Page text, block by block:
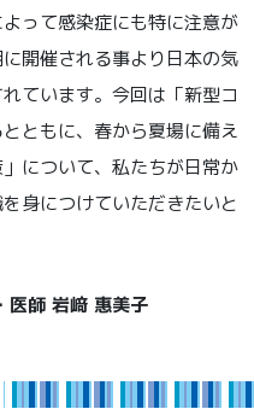
って感染症にも特に注意が
開催される事より日本の気
ています。今回は「新型コ
ともに、春から夏場に備え
について、私たちが日常か
身につけていただきたいと
師 岩﨑 惠美子